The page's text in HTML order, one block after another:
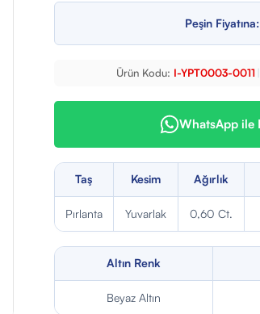
Peşin Fiyatına:
Ürün Kodu: I-YPT0003-0011
WhatsApp ile
Taş Kesim Ağırlık
Pırlanta Yuvarlak 0,60 Ct.
Altın Renk
Beyaz Altın